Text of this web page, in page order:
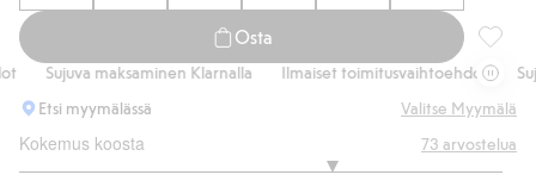
Osta
Sujuva maksaminen Klarnalla Ilmaiset toimitusvaihtoehdot
Etsi myymälässä
Valitse Myymälä
Kokemus koosta 73 arvostelua